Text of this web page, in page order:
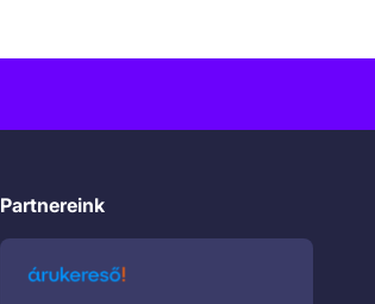
Partnereink